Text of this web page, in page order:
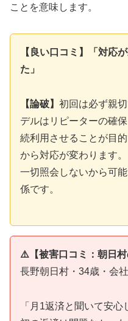
ことを意味します。
【良い口コミ】「対応
た」
【論破】 初回は必ず親
デルはリピーターの確
続利用させることが目
から対応が変わります
一切照会しないから可
係です。
⚠️【被害口コミ：朝日村
長野朝日村・34歳・会
「月1返済と聞いて安